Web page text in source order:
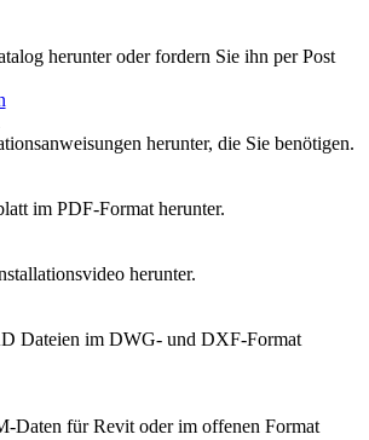
herunter oder fordern Sie ihn per Post
herunter, die Sie benötigen.
im PDF-Format herunter.
herunter.
Dateien im DWG- und DXF-Format
Daten für Revit oder im offenen Format